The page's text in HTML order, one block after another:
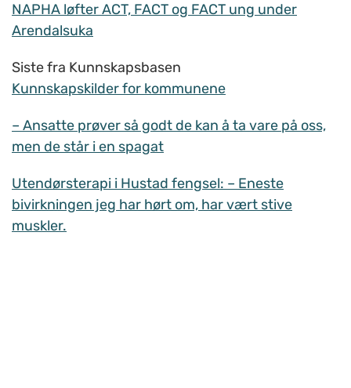
NAPHA løfter ACT, FACT og FACT ung under
Arendalsuka
Siste fra Kunnskapsbasen
Kunnskapskilder for kommunene
– Ansatte prøver så godt de kan å ta vare på oss,
men de står i en spagat
Utendørsterapi i Hustad fengsel: – Eneste
bivirkningen jeg har hørt om, har vært stive
muskler.